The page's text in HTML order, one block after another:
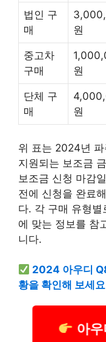
법인 구
매
원
중고차
구매
원
단체 구
매
원
위 표는 2024년
지원되는 보조금
보조금 신청 마감
전에 신청을 완료
다. 각 구매 유형
에 맞는 정보를 참
니다.
2024 아우디
황을 확인해 보세
아